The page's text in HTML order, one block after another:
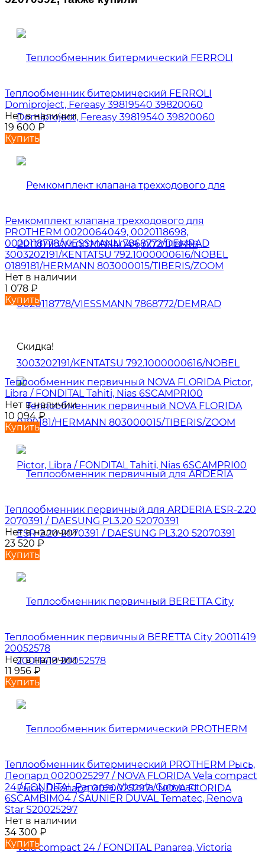
Теплообменник битермический FERROLI
Domiproject, Fereasy 39819540 39820060
Нет в наличии
19 600 ₽
Купить
Ремкомплект клапана трехходового для
PROTHERM 0020064049, 0020118698,
0020118778/VIESSMANN 7868772/DEMRAD
3003202191/KENTATSU 792.1000000616/NOBEL
0189181/HERMANN 803000015/TIBERIS/ZOOM
Нет в наличии
1 078 ₽
Купить
Скидка!
Теплообменник первичный NOVA FLORIDA Pictor,
Libra / FONDITAL Tahiti, Nias 6SCAMPRI00
Нет в наличии
10 094₽
Купить
Теплообменник первичный для ARDERIA ESR-2.20
2070391 / DAESUNG PL3.20 52070391
Нет в наличии
23 520 ₽
Купить
Теплообменник первичный BERETTA City 20011419
20052578
Нет в наличии
11 956 ₽
Купить
Теплообменник битермический PROTHERM Рысь,
Леопард 0020025297 / NOVA FLORIDA Vela compact
24 / FONDITAL Panarea, Victoria Compact
6SCAMBIM04 / SAUNIER DUVAL Tematec, Renova
Star S20025297
Нет в наличии
34 300 ₽
Купить